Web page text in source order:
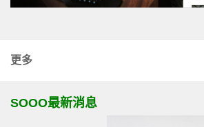
更多
SOOO最新消息